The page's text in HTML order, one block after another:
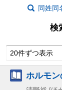
同姓同
検
20件ずつ表示
ホルモ